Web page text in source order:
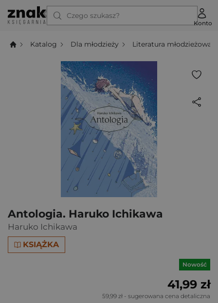
Czego szukasz?
Konto
Katalog Dla młodzieży Literatura młodzieżowa
Antologia. Haruko Ichikawa
Haruko Ichikawa
KSIĄŻKA
Nowość
41,99 zł
59,99 zł - sugerowana cena detaliczna